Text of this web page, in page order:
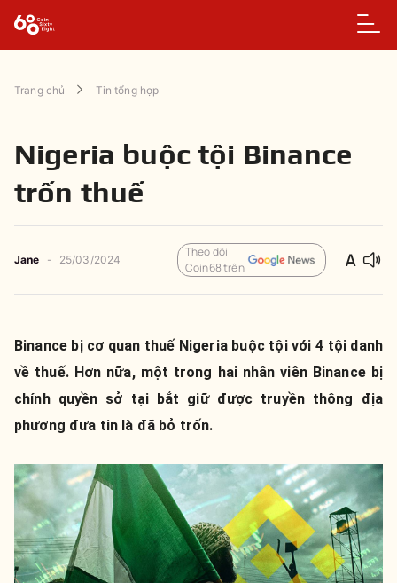
Trang chủ Tin tổng hợp
Nigeria buộc tội Binance
trốn thuế
Jane - 25/03/2024
Theo dõi
Coin68 trên
Binance bị cơ quan thuế Nigeria buộc tội với 4 tội danh
về thuế. Hơn nữa, một trong hai nhân viên Binance bị
chính quyền sở tại bắt giữ được truyền thông địa
phương đưa tin là đã bỏ trốn.